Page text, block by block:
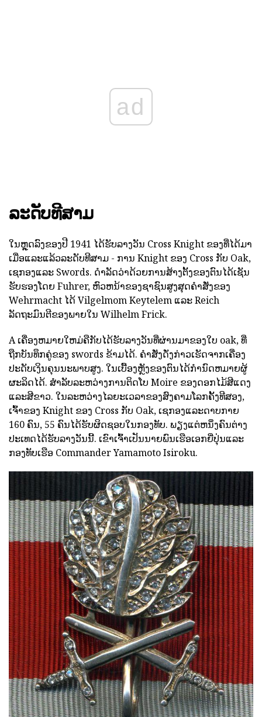
ad
ລະດັບທີສາມ
ໃນຫຼຸດລົງຂອງປີ 1941 ໄດ້ຮັບລາງວັນ Cross Knight ຂອງທີ່ໄດ້ມາ
ເມື່ອແລະແລ້ວລະດັບທີສາມ - ການ Knight ຂອງ Cross ກັບ Oak,
ເຊກອງແລະ Swords. ດໍາລັດວ່າດ້ວຍການສ້າງຕັ້ງຂອງຕົນໄດ້ເຊັນ
ຮັບຮອງໂດຍ Fuhrer, ຫົວຫນ້າຂອງຊາຊົນສູງສຸດຄໍາສັ່ງຂອງ
Wehrmacht ໄດ້ Vilgelmom Keytelem ແລະ Reich
ລັດຖະມົນຕີຂອງພາຍໃນ Wilhelm Frick.
A ເຄື່ອງຫມາຍໃຫມ່ຄືກັບໄດ້ຮັບລາງວັນທີ່ຜ່ານມາຂອງໃບ oak, ທີ່
ຖືກບັນທຶກຄູ່ຂອງ swords ຂ້າມໄດ້. ຄໍາສັ່ງດັ່ງກ່າວເຮັດຈາກເຄື່ອງ
ປະດັບເງິນຄຸນນະພາບສູງ. ໃນເບື້ອງຫຼັງຂອງຕົນໄດ້ກໍານົດຫມາຍຜູ້
ຜະລິດໄດ້. ສໍາລັບລະຫວ່າງການຕິດໂບ Moire ຂອງດອກໄມ້ສີແດງ
ແລະສີຂາວ. ໃນລະຫວ່າງໄລຍະເວລາຂອງສົງຄາມໂລກຄັ້ງທີສອງ,
ເຈົ້າຂອງ Knight ຂອງ Cross ກັບ Oak, ເຊກອງແລະດາບກາຍ
160 ຄົນ, 55 ຄົນໄດ້ຮັບຜິດຊອບໃນກອງທັບ. ພຽງແຕ່ຫນຶ່ງຄົນຕ່າງ
ປະເທດໄດ້ຮັບລາງວັນນີ້. ເຂົາເຈົ້າເປັນນາຍພົນເຮືອເອກຍີ່ປຸ່ນແລະ
ກອງທັບເຮືອ Commander Yamamoto Isiroku.